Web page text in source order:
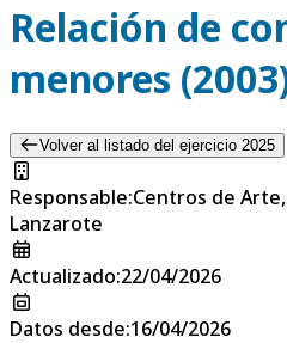
Relación de
menores
Volver al listado del ejercicio 2025
Responsable:Centros de
Lanzarote
Actualizado:22/04/2026
Datos desde:16/04/2026